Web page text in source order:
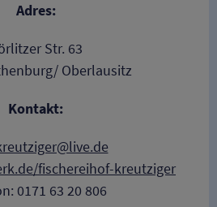
Adres:
Str. 63
Oberlausitz
Kontakt:
fischereihof-kreutziger
0171 63 20 806